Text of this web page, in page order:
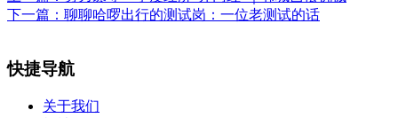
下一篇： 聊聊哈啰出行的测试岗：一位老测试的话
快捷导航
关于我们